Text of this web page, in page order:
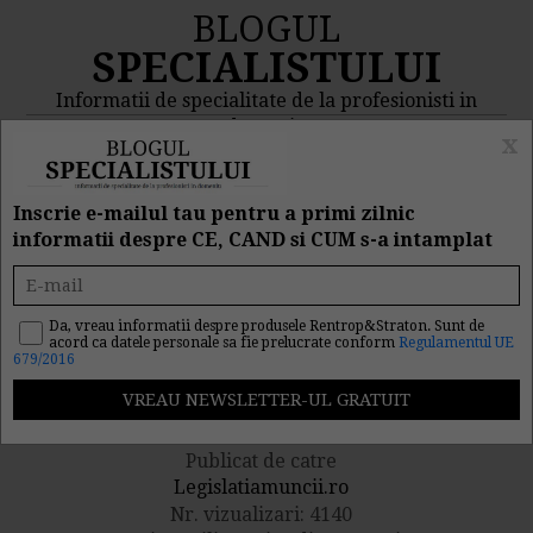
BLOGUL
SPECIALISTULUI
Informatii de specialitate de la profesionisti in
domeniu
MENIU
Care sunt
responsabilitatile unui
lucrator desemnat?
Publicat de catre
Legislatiamuncii.ro
Nr. vizualizari: 4140
Inscrie e-mailul tau pentru a primi zilnic
informatii despre CE, CAND si CUM s-a intamplat
Da, vreau informatii despre produsele Rentrop&Straton. Sunt de
acord ca datele personale sa fie prelucrate conform Regulamentul UE
679/2016